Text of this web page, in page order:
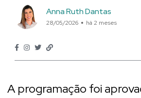
Anna Ruth Dantas
28/05/2026 há 2 meses
A programação foi